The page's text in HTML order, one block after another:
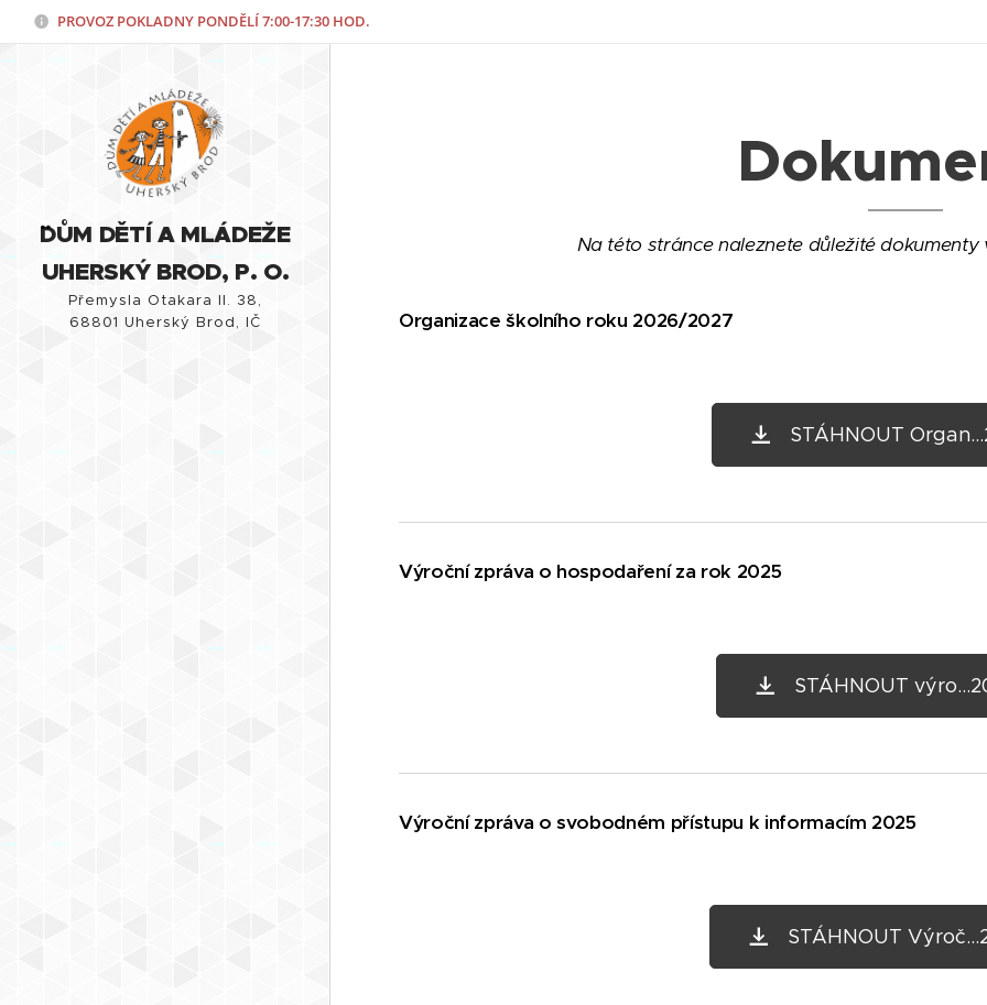
PROVOZ POKLADNY PONDĚLÍ7:00-17:30 HOD.
¨DŮM DĚTÍ A MLÁDEŽE
UHERSKÝ BROD, P. O.
Přemysla Otakara II. 38,
68801 Uherský Brod, IČ
Na této stránce naleznete důležité
Organizace školního roku 2026/2027
STÁHNOUT
Výroční zpráva o hospodaření za rok 2025
STÁHNOUT
Výroční zpráva o svobodném přístupu k informacím 2025
STÁHNOUT